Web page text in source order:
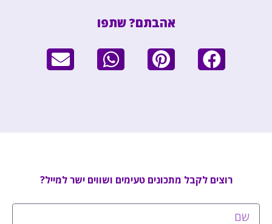
אהבתם? שתפו
רוצים לקבל מתכונים טעימים ושווים ישר למייל?